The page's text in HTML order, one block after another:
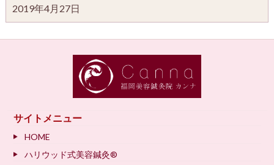
2019年4月27日
サイトメニュー
HOME
ハリウッド式美容鍼灸®